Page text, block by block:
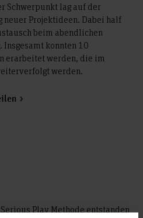
Schwerpunkt lag auf der
neuer Projektideen. Dabei half
beim abendlichen
Insgesamt konnten 10
erarbeitet werden, die im
werden.
Play Methode entstanden